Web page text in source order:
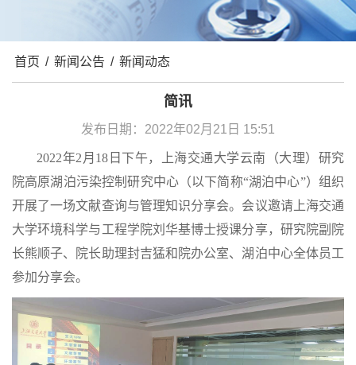
首页 / 新闻公告 / 新闻动态
简讯
发布日期：2022年02月21日 15:51
2022年2月18日下午，上海交通大学云南（大理）研究
院高原湖泊污染控制研究中心（以下简称“湖泊中心”）组织
开展了一场文献查询与管理知识分享会。会议邀请上海交通
大学环境科学与工程学院刘华基博士授课分享，研究院副院
长熊顺子、院长助理封吉猛和院办公室、湖泊中心全体员工
参加分享会。